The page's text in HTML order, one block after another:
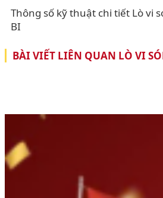
Thông số kỹ thuật chi tiết Lò vi
BI
BÀI VIẾT LIÊN QUAN LÒ VI